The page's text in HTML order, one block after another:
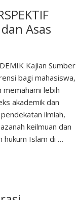
Asas
Kajian Sumber
bagi mahasiswa,
memahami lebih
akademik dan
ilmiah,
keilmuan dan
hukum Islam di …